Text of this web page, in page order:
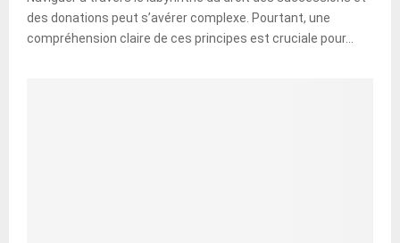
des donations peut s’avérer complexe. Pourtant, une
compréhension claire de ces principes est cruciale pour...